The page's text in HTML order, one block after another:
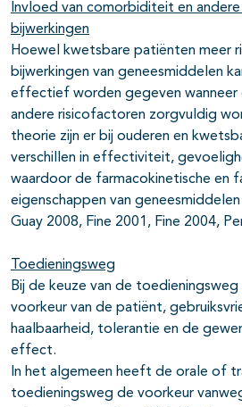
Invloed van comorbiditeit en
bijwerkingen
Hoewel kwetsbare patiënten meer
bijwerkingen van geneesmiddelen
effectief worden gegeven
andere risicofactoren zorgvuldig
theorie zijn er bij ouderen en
verschillen in effectiviteit,
waardoor de farmacokinetische en
eigenschappen van
Guay 2008, Fine 2001, Fine 2004,
Toedieningsweg
Bij de keuze van de
voorkeur van de patiënt,
haalbaarheid, tolerantie en de
effect.
In het algemeen heeft de orale of
toedieningsweg de voorkeur